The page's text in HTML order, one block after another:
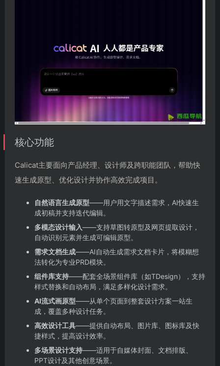
核心功能
Calicat主要面向产品经理、设计师及跨职能团队，帮助快
速生成原型、优化设计并协作高效完成项目。
自然语言生成原型——用户用文字描述需求，AI快速生
成初稿并支持迭代编辑。
多模态设计输入——支持草图转原型及网页提取设计，
自动识别元素并生成可编辑原型。
需求文档生成——AI自动生成需求文档卡片，将模糊想
法转化为专业PRD模块。
组件库支持——配套全场景组件库（如TDesign），支持
样式替换和自动布局，满足多样化设计需求。
AI流式画原型——从单个页面到整套设计方案一站生
成，覆盖多种设计任务。
高效设计工具——提供自动布局、图片库、图标库及快
捷样式，提高设计效率。
多场景设计支持——适用于自媒体封面、文档排版、
PPT设计及其他创意场景。